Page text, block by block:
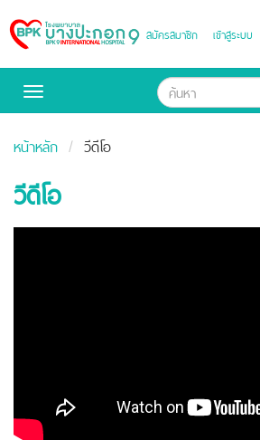
Bangpakok
Hospital
สมัครสมาชิก เข้าสู่ระบบ
Toggle
หน้าหลัก วีดีโอ
วีดีโอ